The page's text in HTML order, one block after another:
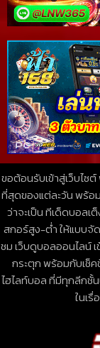
ขอต้อนรับเข้าสู่เว็บไซ
ที่สุดของแต่ละวัน พร้อ
ว่าจะเป็น ทีเด็ดบอล
สกอร์สูง-ต่ำ ให้แบบจั
ชม เว็บดูบอลออนไลน์
กระตุก พร้อมกับเช็
ไฮไลท์บอล ที่มีทุกลีกชั้
ในเ